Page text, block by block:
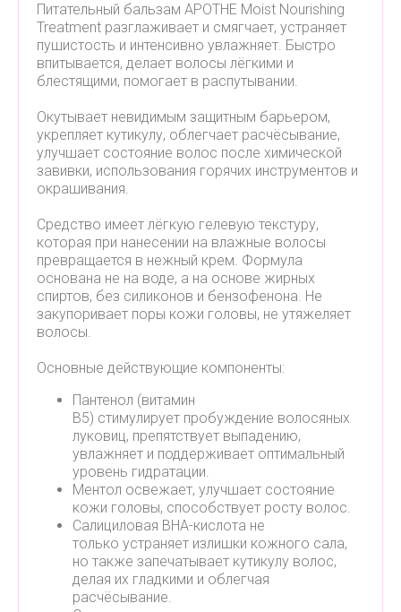
Питательный бальзам APOTHE Moist Nourishing
Treatment разглаживает и смягчает, устраняет
пушистость и интенсивно увлажняет. Быстро
впитывается, делает волосы лёгкими и
блестящими, помогает в распутывании.
Окутывает невидимым защитным барьером,
укрепляет кутикулу, облегчает расчёсывание,
улучшает состояние волос после химической
завивки, использования горячих инструментов и
окрашивания.
Средство имеет лёгкую гелевую текстуру,
которая при нанесении на влажные волосы
превращается в нежный крем. Формула
основана не на воде, а на основе жирных
спиртов, без силиконов и бензофенона. Не
закупоривает поры кожи головы, не утяжеляет
волосы.
Основные действующие компоненты:
Пантенол (витамин
B5) стимулирует пробуждение волосяных
луковиц, препятствует выпадению,
увлажняет и поддерживает оптимальный
уровень гидратации.
Ментол освежает, улучшает состояние
кожи головы, способствует росту волос.
Салициловая BHA-кислота не
только устраняет излишки кожного сала,
но также запечатывает кутикулу волос,
делая их гладкими и облегчая
расчёсывание.